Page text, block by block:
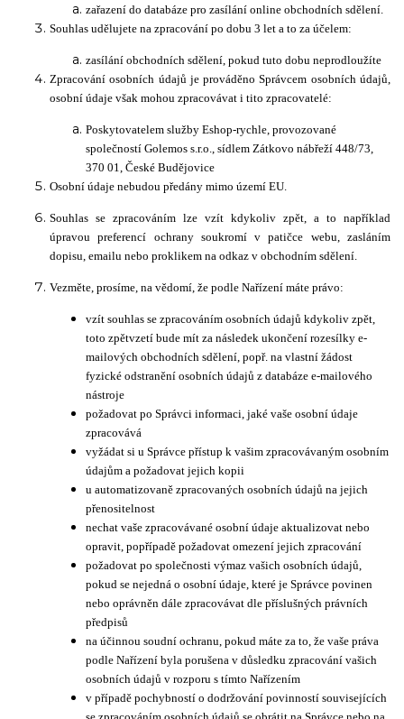
zařazení do databáze pro zasílání online obchodních sdělení.
Souhlas udělujete na zpracování po dobu 3 let a to za účelem:
zasílání obchodních sdělení, pokud tuto dobu neprodloužíte
Zpracování osobních údajů je prováděno Správcem osobních údajů,
osobní údaje však mohou zpracovávat i tito zpracovatelé:
Poskytovatelem služby Eshop-rychle, provozované
společností Golemos s.r.o., sídlem Zátkovo nábřeží 448/73,
370 01, České Budějovice
Osobní údaje nebudou předány mimo území EU.
Souhlas se zpracováním lze vzít kdykoliv zpět, a to například
úpravou preferencí ochrany soukromí v patičce webu, zasláním
dopisu, emailu nebo proklikem na odkaz v obchodním sdělení.
Vezměte, prosíme, na vědomí, že podle Nařízení máte právo:
vzít souhlas se zpracováním osobních údajů kdykoliv zpět,
toto zpětvzetí bude mít za následek ukončení rozesílky e-
mailových obchodních sdělení, popř. na vlastní žádost
fyzické odstranění osobních údajů z databáze e-mailového
nástroje
požadovat po Správci informaci, jaké vaše osobní údaje
zpracovává
vyžádat si u Správce přístup k vašim zpracovávaným osobním
údajům a požadovat jejich kopii
u automatizovaně zpracovaných osobních údajů na jejich
přenositelnost
nechat vaše zpracovávané osobní údaje aktualizovat nebo
opravit, popřípadě požadovat omezení jejich zpracování
požadovat po společnosti výmaz vašich osobních údajů,
pokud se nejedná o osobní údaje, které je Správce povinen
nebo oprávněn dále zpracovávat dle příslušných právních
předpisů
na účinnou soudní ochranu, pokud máte za to, že vaše práva
podle Nařízení byla porušena v důsledku zpracování vašich
osobních údajů v rozporu s tímto Nařízením
v případě pochybností o dodržování povinností souvisejících